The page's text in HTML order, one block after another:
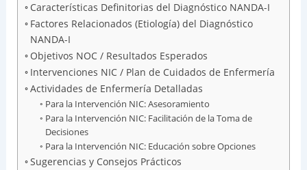
Características Definitorias del Diagnóstico NANDA-I
Factores Relacionados (Etiología) del Diagnóstico
NANDA-I
Objetivos NOC / Resultados Esperados
Intervenciones NIC / Plan de Cuidados de Enfermería
Actividades de Enfermería Detalladas
Para la Intervención NIC: Asesoramiento
Para la Intervención NIC: Facilitación de la Toma de
Decisiones
Para la Intervención NIC: Educación sobre Opciones
Sugerencias y Consejos Prácticos